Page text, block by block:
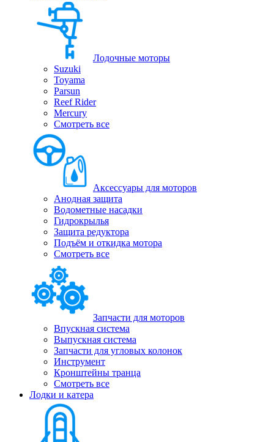
Лодочные моторы
Suzuki
Toyama
Parsun
Reef Rider
Mercury
Смотреть все
Аксессуары для моторов
Анодная защита
Водометные насадки
Гидрокрылья
Защита редуктора
Подъём и откидка мотора
Смотреть все
Запчасти для моторов
Впускная система
Выпускная система
Запчасти для угловых колонок
Инструмент
Кронштейны транца
Смотреть все
Лодки и катера